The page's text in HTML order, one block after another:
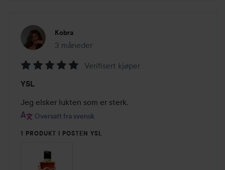
Kobra
3 måneder
Innlegget ble opprettet 3 måneder
5
av
5
Verifisert kjøper
YSL
Jeg elsker lukten som er sterk.
Oversatt fra svensk
1 PRODUKT I POSTEN YSL